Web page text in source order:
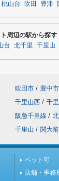
桃山台 吹田 豊津
周辺の駅から探す
台 北千里 千里山
吹田市 / 豊中市
千里山西 / 千
阪急千里線 /
千里山 / 関大前
ペット可
店舗・事務